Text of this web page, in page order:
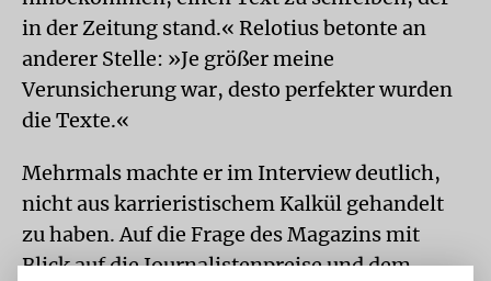
in der Zeitung stand.« Relotius betonte an
anderer Stelle: »Je größer meine
Verunsicherung war, desto perfekter wurden
die Texte.«
Mehrmals machte er im Interview deutlich,
nicht aus karrieristischem Kalkül gehandelt
zu haben. Auf die Frage des Magazins mit
Blick auf die Journalistenpreise und dem